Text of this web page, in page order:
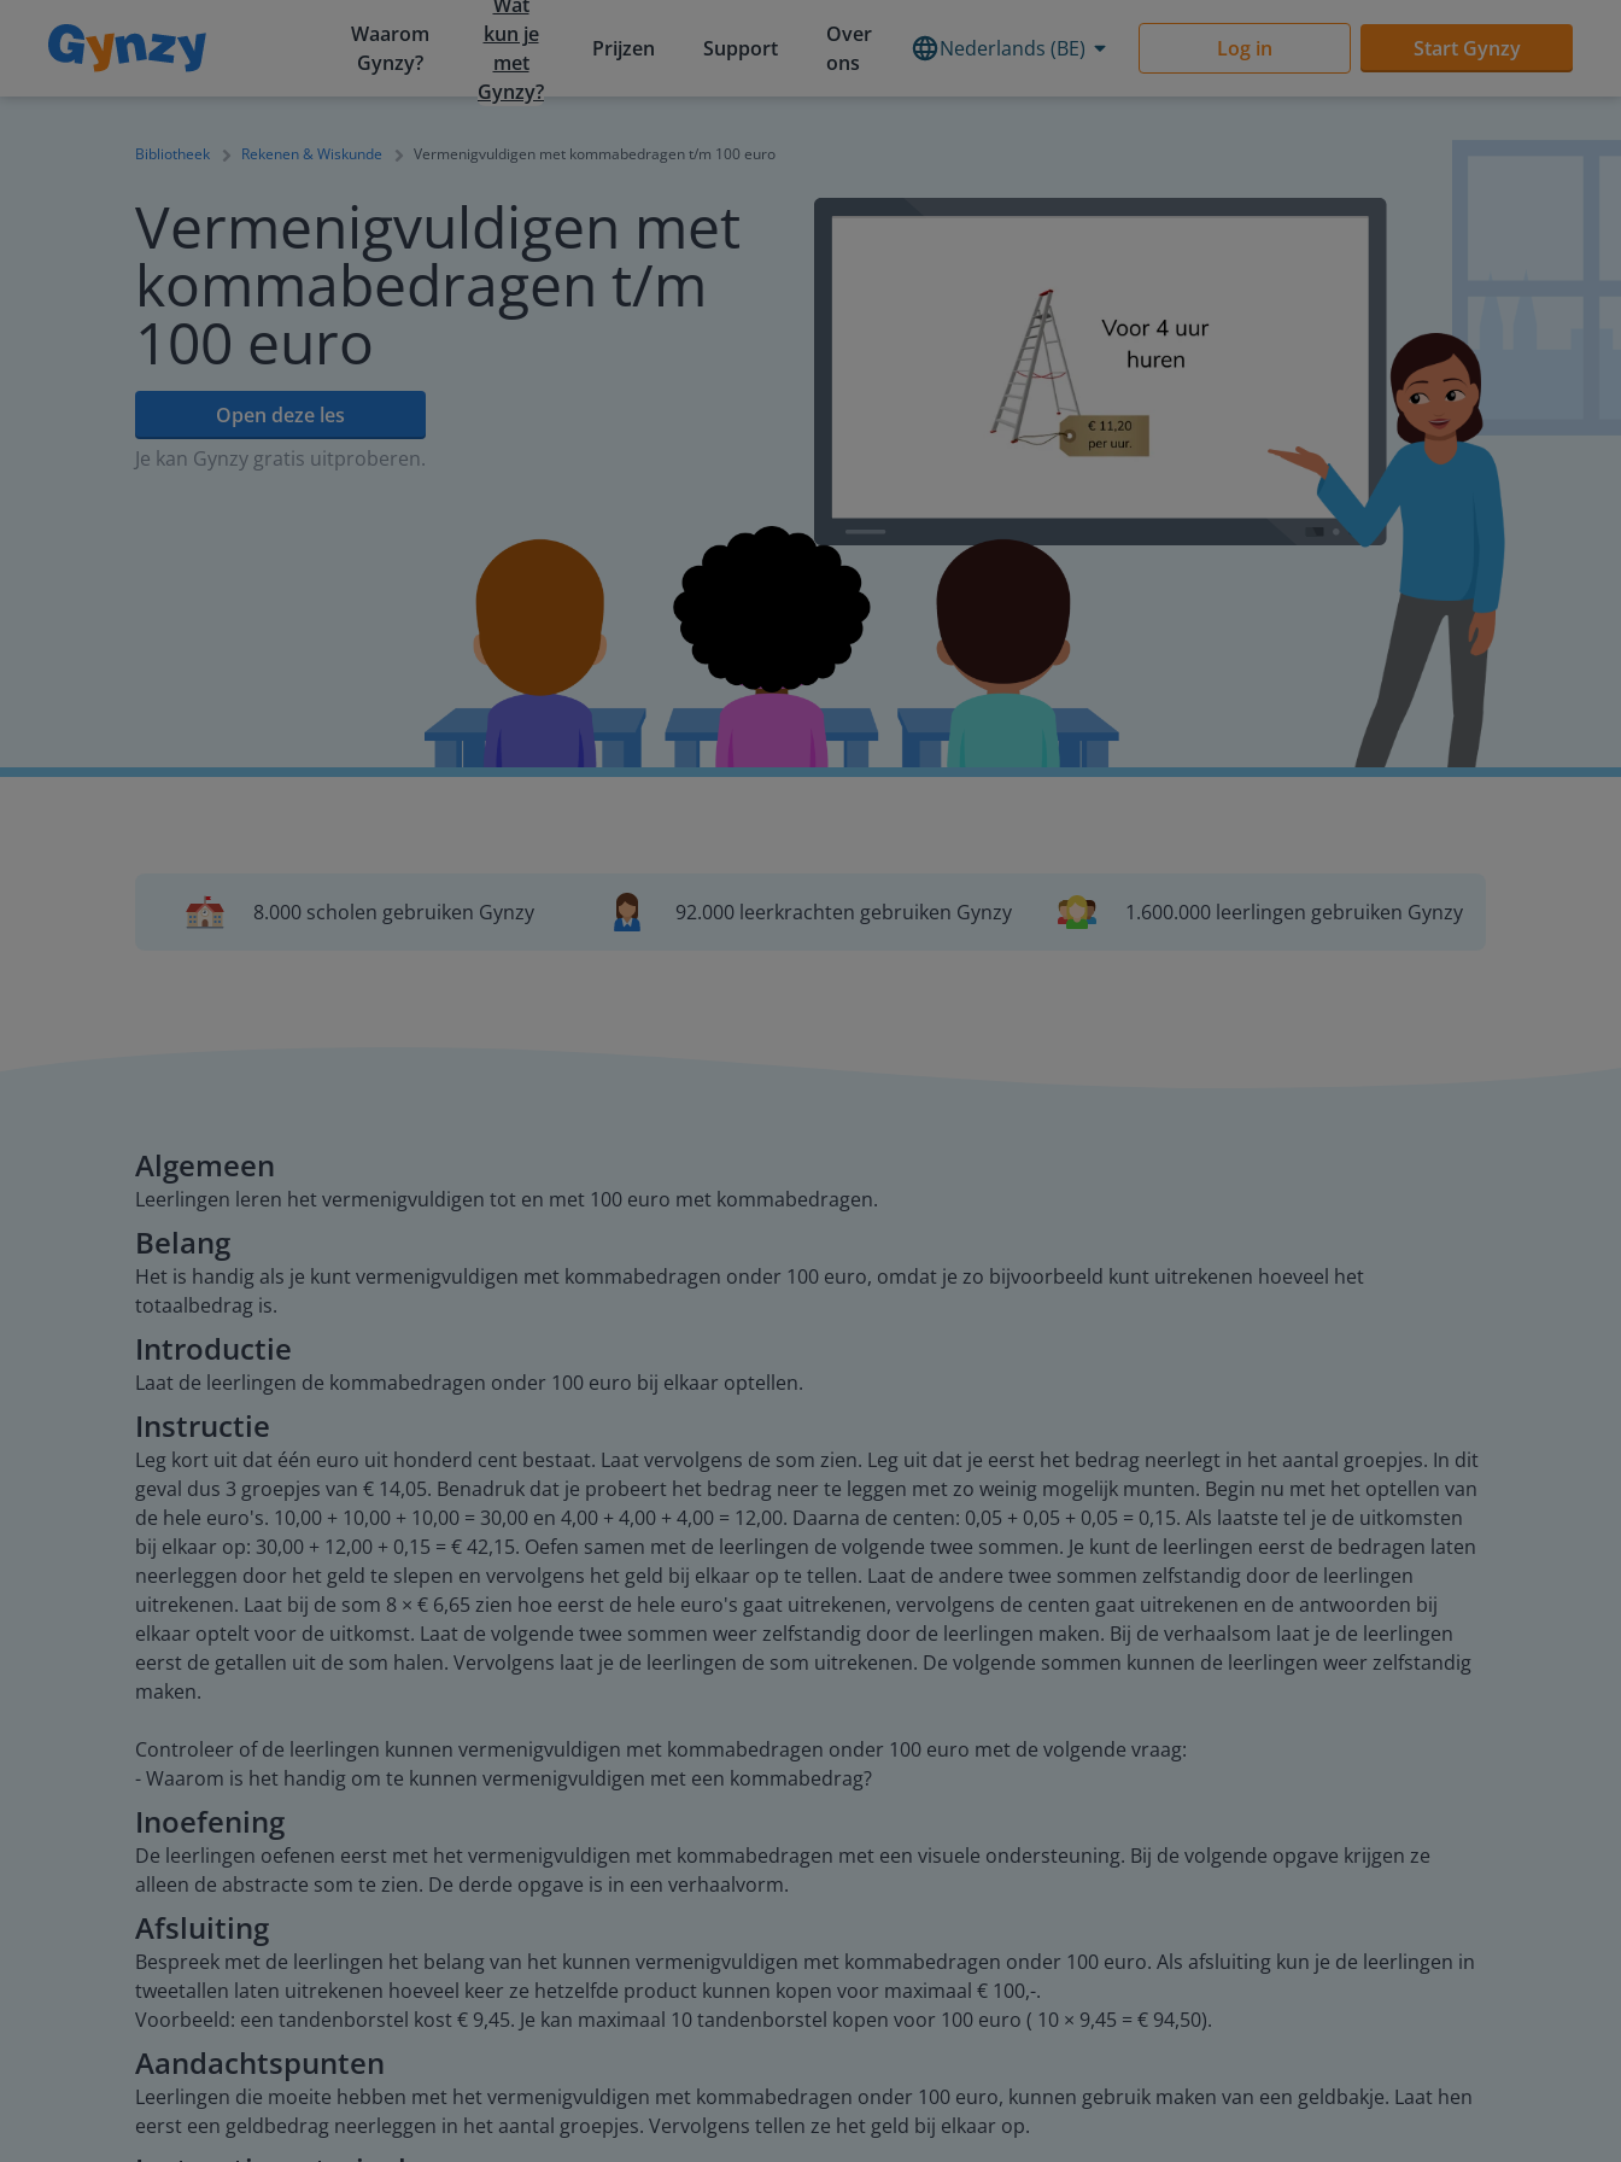
Waarom
Gynzy?
kun je
met
Gynzy?
Prijzen Support
Over
ons
Nederlands (BE) Log in Start Gynzy
Bibliotheek Rekenen & Wiskunde Vermenigvuldigen met kommabedragen t/m 100 euro
Vermenigvuldigen met
kommabedragen t/m
100 euro
Open deze les
Je kan Gynzy gratis uitproberen.
8.000 scholen gebruiken Gynzy 92.000 leerkrachten gebruiken Gynzy 1.600.000 leerlingen gebruiken Gynzy
Algemeen
Leerlingen leren het vermenigvuldigen tot en met 100 euro met kommabedragen.
Belang
Het is handig als je kunt vermenigvuldigen met kommabedragen onder 100 euro, omdat je zo bijvoorbeeld kunt uitrekenen hoeveel het
totaalbedrag is.
Introductie
Laat de leerlingen de kommabedragen onder 100 euro bij elkaar optellen.
Instructie
Leg kort uit dat één euro uit honderd cent bestaat. Laat vervolgens de som zien. Leg uit dat je eerst het bedrag neerlegt in het aantal groepjes. In dit
geval dus 3 groepjes van € 14,05. Benadruk dat je probeert het bedrag neer te leggen met zo weinig mogelijk munten. Begin nu met het optellen van
de hele euro's. 10,00 + 10,00 + 10,00 = 30,00 en 4,00 + 4,00 + 4,00 = 12,00. Daarna de centen: 0,05 + 0,05 + 0,05 = 0,15. Als laatste tel je de uitkomsten
bij elkaar op: 30,00 + 12,00 + 0,15 = € 42,15. Oefen samen met de leerlingen de volgende twee sommen. Je kunt de leerlingen eerst de bedragen laten
neerleggen door het geld te slepen en vervolgens het geld bij elkaar op te tellen. Laat de andere twee sommen zelfstandig door de leerlingen
uitrekenen. Laat bij de som 8 × € 6,65 zien hoe eerst de hele euro's gaat uitrekenen, vervolgens de centen gaat uitrekenen en de antwoorden bij
elkaar optelt voor de uitkomst. Laat de volgende twee sommen weer zelfstandig door de leerlingen maken. Bij de verhaalsom laat je de leerlingen
eerst de getallen uit de som halen. Vervolgens laat je de leerlingen de som uitrekenen. De volgende sommen kunnen de leerlingen weer zelfstandig
maken.
Controleer of de leerlingen kunnen vermenigvuldigen met kommabedragen onder 100 euro met de volgende vraag:
- Waarom is het handig om te kunnen vermenigvuldigen met een kommabedrag?
Inoefening
De leerlingen oefenen eerst met het vermenigvuldigen met kommabedragen met een visuele ondersteuning. Bij de volgende opgave krijgen ze
alleen de abstracte som te zien. De derde opgave is in een verhaalvorm.
Afsluiting
Bespreek met de leerlingen het belang van het kunnen vermenigvuldigen met kommabedragen onder 100 euro. Als afsluiting kun je de leerlingen in
tweetallen laten uitrekenen hoeveel keer ze hetzelfde product kunnen kopen voor maximaal € 100,-.
Voorbeeld: een tandenborstel kost € 9,45. Je kan maximaal 10 tandenborstel kopen voor 100 euro ( 10 × 9,45 = € 94,50).
Aandachtspunten
Leerlingen die moeite hebben met het vermenigvuldigen met kommabedragen onder 100 euro, kunnen gebruik maken van een geldbakje. Laat hen
eerst een geldbedrag neerleggen in het aantal groepjes. Vervolgens tellen ze het geld bij elkaar op.